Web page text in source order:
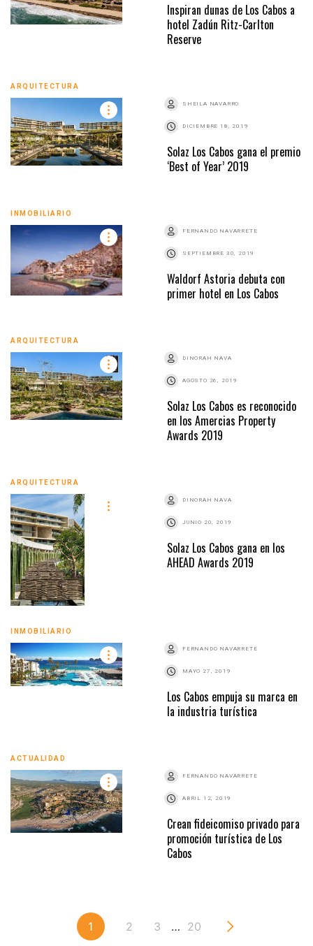
Inspiran dunas de Los Cabos a
hotel Zadún Ritz-Carlton
Reserve
ARQUITECTURA
SHEILA NAVARRO
DICIEMBRE 18, 2019
Solaz Los Cabos gana el premio
‘Best of Year’ 2019
INMOBILIARIO
FERNANDO NAVARRETE
SEPTIEMBRE 30, 2019
Waldorf Astoria debuta con
primer hotel en Los Cabos
ARQUITECTURA
DINORAH NAVA
AGOSTO 26, 2019
Solaz Los Cabos es reconocido
en los Amercias Property
Awards 2019
ARQUITECTURA
DINORAH NAVA
JUNIO 20, 2019
Solaz Los Cabos gana en los
AHEAD Awards 2019
INMOBILIARIO
FERNANDO NAVARRETE
MAYO 27, 2019
Los Cabos empuja su marca en
la industria turística
ACTUALIDAD
FERNANDO NAVARRETE
ABRIL 12, 2019
Crean fideicomiso privado para
promoción turística de Los
Cabos
1 2 3 … 20